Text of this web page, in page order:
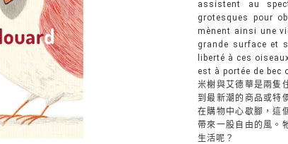
assistent au
grotesques pour
mènent ainsi une
grande surface et
liberté à ces
est à portée de bec
米榭與艾德華是兩隻
到最新潮的商品或特
在購物中心歇腳，這
帶來一股自由的風。
生活呢？